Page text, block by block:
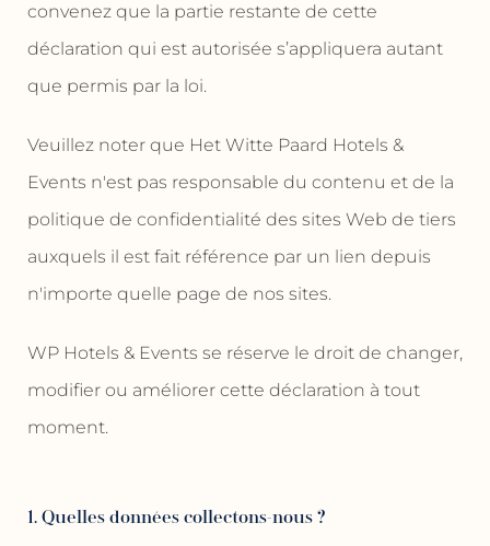
convenez que la partie restante de cette
déclaration qui est autorisée s’appliquera autant
que permis par la loi.
Veuillez noter que Het Witte Paard Hotels &
Events n'est pas responsable du contenu et de la
politique de confidentialité des sites Web de tiers
auxquels il est fait référence par un lien depuis
n'importe quelle page de nos sites.
WP Hotels & Events se réserve le droit de changer,
modifier ou améliorer cette déclaration à tout
moment.
1. Quelles données collectons-nous ?